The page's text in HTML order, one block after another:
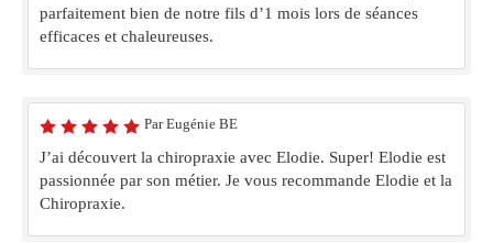
parfaitement bien de notre fils d’1 mois lors de séances
efficaces et chaleureuses.
Par Eugénie BE
J’ai découvert la chiropraxie avec Elodie. Super! Elodie est
passionnée par son métier. Je vous recommande Elodie et la
Chiropraxie.